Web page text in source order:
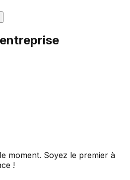
moment. Soyez le premier à
!